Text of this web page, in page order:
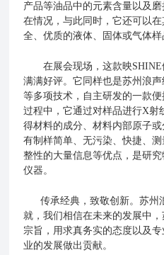
产品等油品中的元素含量以及
在情况，与此同时，它还可以
全、优质的液体、固体或气体样
在展会现场，这款映SHINE
满满好评。它同样也是苏州浪
等多项技术，自主研发的一款
过程中，它通过对样品进行X射
得材料的成分、材料内部原子
有制样简单、无污染、快捷、
整性的大量信息等优点，是研
仪器。
传承经典，致敬创新。苏州
就，我们相信在未来的发展中
宗旨，用求真务实的态度以及
业的发展做出贡献。